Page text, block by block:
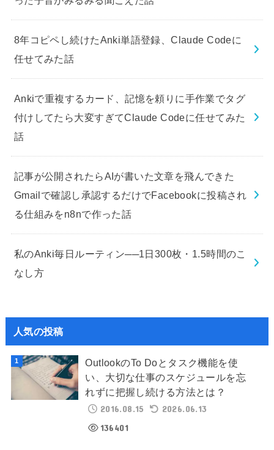
8年コピペし続けたAnki単語登録、Claude Codeに
任せてみた話
Ankiで重複するカード、記憶を頼りに手作業でタグ
付けしてたら大変すぎてClaude Codeに任せてみた
話
記事が公開されたらAIが書いた文章を飛んできた
Gmailで確認し承認するだけでFacebookに投稿され
る仕組みをn8nで作った話
私のAnki毎日ルーティン──1日300枚・1.5時間のこ
なし方
人気の投稿
OutlookのTo Doとタスク機能を使
い、大切な仕事のスケジュールを忘
れずに把握し続ける方法とは？
2016.08.15
2026.06.13
136401